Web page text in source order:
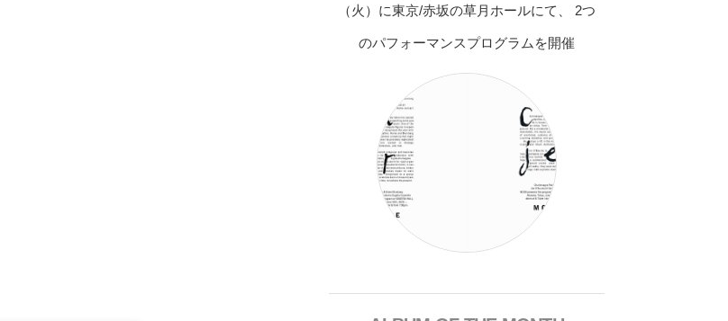
（火）に東京/赤坂の草月ホールにて、 2つ
のパフォーマンスプログラムを開催